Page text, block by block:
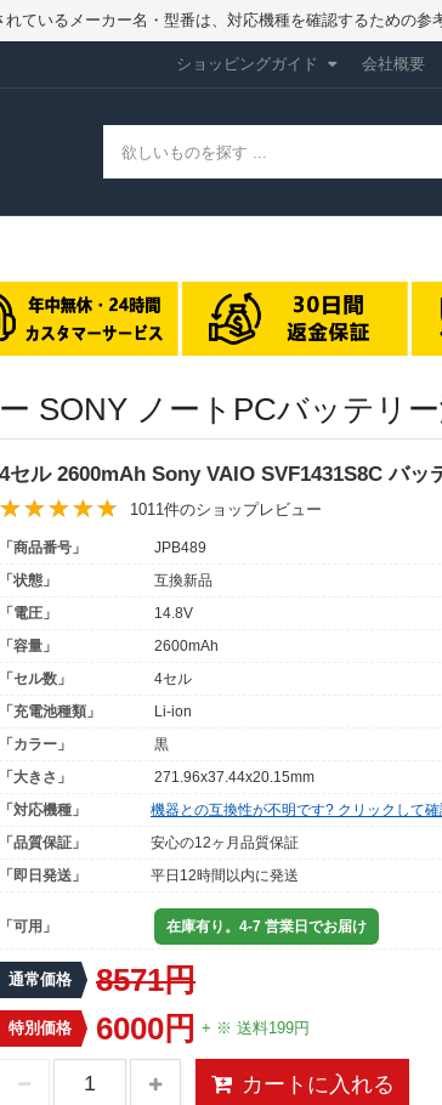
いるメーカー名・型番は、対応機種を確認するための参
ショッピングガイド 会社概要
SONY ノートPCバッテリ
4セル 2600mAh Sony VAIO SVF1431S8C バッ
1011件のショップレビュー
「商品番号」
JPB489
「状態」
互換新品
「電圧」
14.8V
「容量」
2600mAh
「セル数」
4セル
「充電池種類」
Li-ion
「カラー」
黒
「大きさ」
271.96x37.44x20.15mm
「対応機種」
機器との互換性が不明です? クリックして
「品質保証」
安心の12ヶ月品質保証
「即日発送」
平日12時間以内に発送
「可用」 在庫有り。4-7 営業日でお届け
通常価格 8571円
特別価格 6000円 + ※ 送料199円
カートに入れる